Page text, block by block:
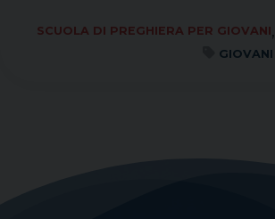
SCUOLA DI PREGHIERA PER GIOVANI,
GIOVANI